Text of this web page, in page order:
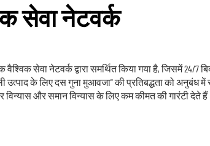
सेवा नेटवर्क
सेवा नेटवर्क द्वारा समर्थित किया गया है, जिसमें 24/7
के लिए दस गुना मुआवजा" की प्रतिबद्धता को अनुबंध
और समान विन्यास के लिए कम कीमत की गारंटी देते